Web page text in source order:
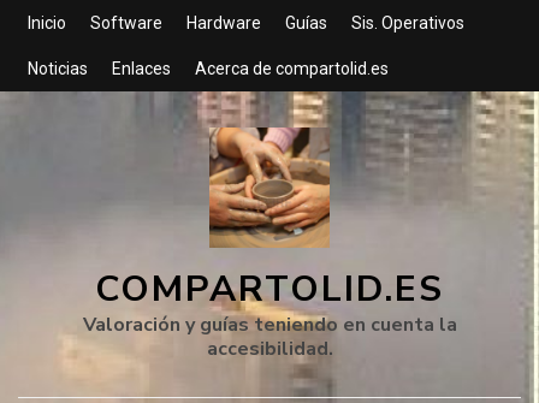
Inicio Software Hardware Guías Sis. Operativos
Noticias Enlaces Acerca de compartolid.es
COMPARTOLID.ES
Valoración y guías teniendo en cuenta la
accesibilidad.